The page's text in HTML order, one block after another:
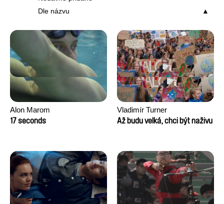
Dle názvu
Alon Marom
17 seconds
Vladimír Turner
Až budu velká, chci být naživu